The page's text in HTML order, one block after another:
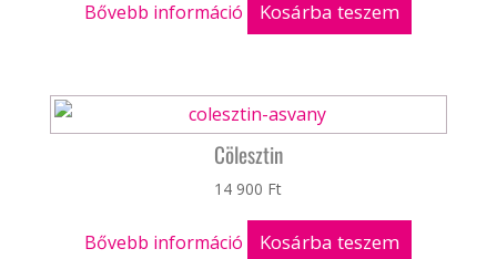
Bővebb információ Kosárba teszem
Cölesztin
14 900 Ft
Bővebb információ Kosárba teszem